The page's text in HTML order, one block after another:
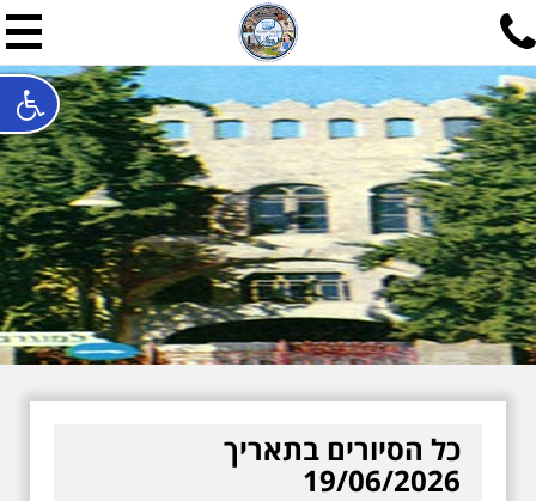
תל אביב שלי
תיור ישראלי בעריכת אילן
האתר המרכזי להיסטוריה של תל אביב ותולדות ארץ ישראל -
חייגו עכשיו:052-7747748
שלחו פנייה:ilan@mytelaviv.co.il
English עברית צור קשר
כל הסיורים בתאריך
19/06/2026